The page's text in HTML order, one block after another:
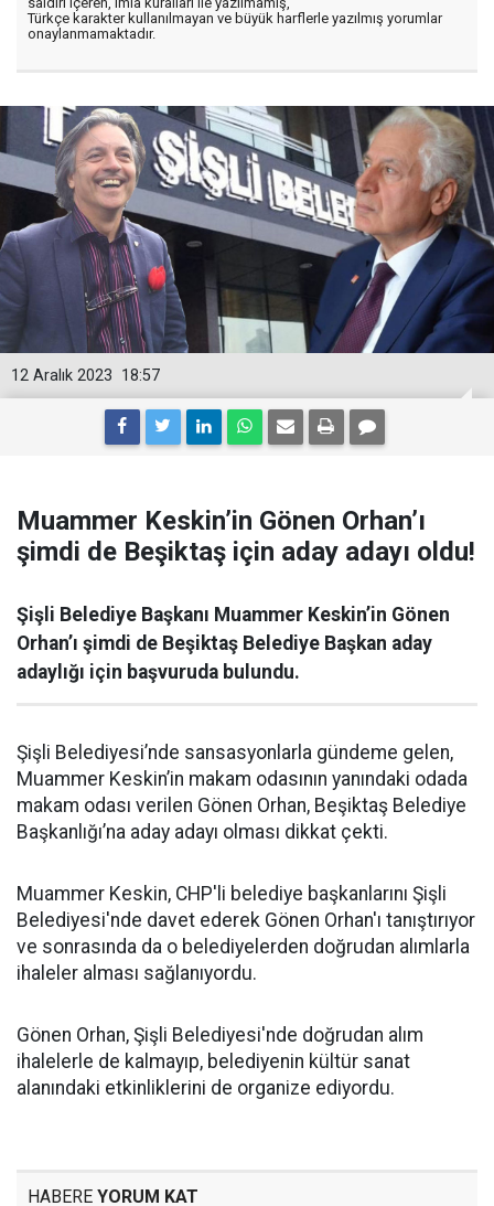
Türkçe karakter kullanılmayan ve büyük harflerle yazılmış yorumlar
onaylanmamaktadır.
18:57
12 Aralık 2023
Muammer Keskin’in Gönen Orhan’ı
şimdi de Beşiktaş için aday adayı oldu!
Şişli Belediye Başkanı Muammer Keskin’in Gönen
Orhan’ı şimdi de Beşiktaş Belediye Başkan aday
adaylığı için başvuruda bulundu.
Şişli Belediyesi’nde sansasyonlarla gündeme gelen,
Muammer Keskin’in makam odasının yanındaki odada
makam odası verilen Gönen Orhan, Beşiktaş Belediye
Başkanlığı’na aday adayı olması dikkat çekti.
Muammer Keskin, CHP'li belediye başkanlarını Şişli
Belediyesi'nde davet ederek Gönen Orhan'ı tanıştırıyor
ve sonrasında da o belediyelerden doğrudan alımlarla
ihaleler alması sağlanıyordu.
Gönen Orhan, Şişli Belediyesi'nde doğrudan alım
ihalelerle de kalmayıp, belediyenin kültür sanat
alanındaki etkinliklerini de organize ediyordu.
HABERE YORUM KAT